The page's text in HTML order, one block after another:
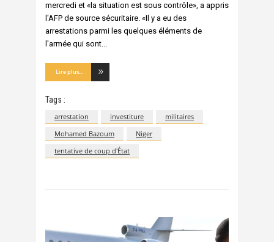
mercredi et «la situation est sous contrôle», a appris
l'AFP de source sécuritaire. «Il y a eu des
arrestations parmi les quelques éléments de
l'armée qui sont
Lire plus...
Tags :
arrestation investiture
militaires
Mohamed Bazoum
Niger
tentative de coup d'État